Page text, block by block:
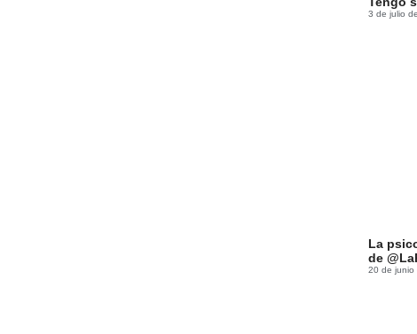
3 de julio
La
de
20 de junio